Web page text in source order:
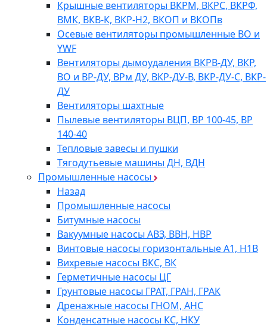
Крышные вентиляторы ВКРМ, ВКРС, ВКРФ,
ВМК, ВКВ-К, ВКР-Н2, ВКОП и ВКОПв
Осевые вентиляторы промышленные ВО и
YWF
Вентиляторы дымоудаления ВКРВ-ДУ, ВКР,
ВО и ВР-ДУ, ВРм ДУ, ВКР-ДУ-В, ВКР-ДУ-С, ВКР-
ДУ
Вентиляторы шахтные
Пылевые вентиляторы ВЦП, ВР 100-45, ВР
140-40
Тепловые завесы и пушки
Тягодутьевые машины ДН, ВДН
Промышленные насосы
Назад
Промышленные насосы
Битумные насосы
Вакуумные насосы АВЗ, ВВН, НВР
Винтовые насосы горизонтальные А1, Н1В
Вихревые насосы ВКС, ВК
Герметичные насосы ЦГ
Грунтовые насосы ГРАТ, ГРАН, ГРАК
Дренажные насосы ГНОМ, АНС
Конденсатные насосы КС, НКУ